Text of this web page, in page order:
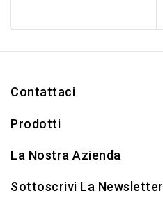
Contattaci
Prodotti
La Nostra Azienda
Sottoscrivi La Newsletter